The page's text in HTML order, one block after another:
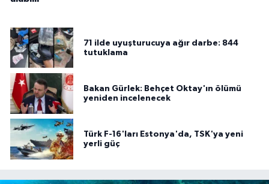
71 ilde uyuşturucuya ağır darbe: 844
tutuklama
Bakan Gürlek: Behçet Oktay'ın ölümü
yeniden incelenecek
Türk F-16'ları Estonya'da, TSK'ya yeni
yerli güç